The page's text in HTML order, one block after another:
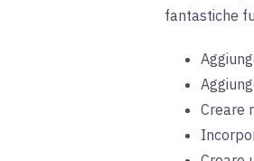
fantastiche
Creare